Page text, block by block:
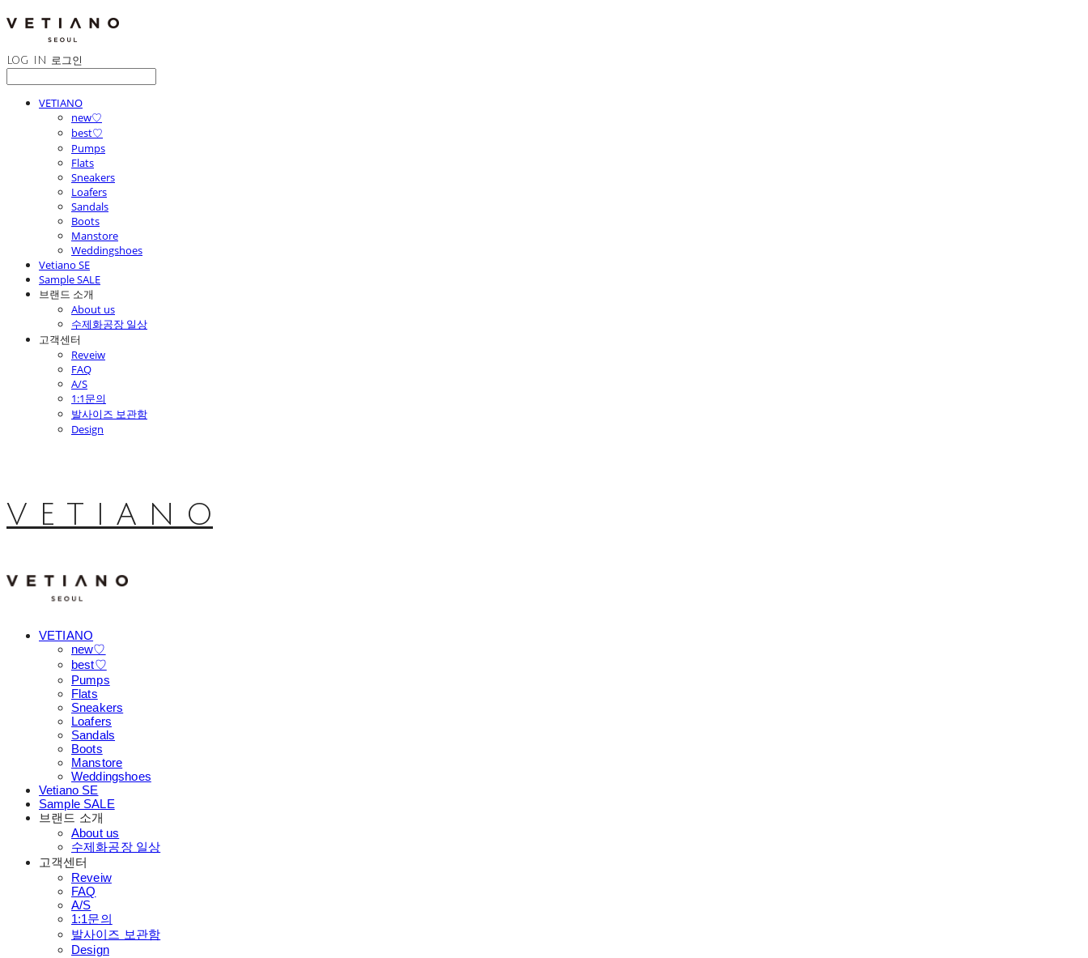
LOG IN 로그인
VETIANO
new♡
best♡
Pumps
Flats
Sneakers
Loafers
Sandals
Boots
Manstore
Weddingshoes
Vetiano SE
Sample SALE
브랜드 소개
About us
수제화공장 일상
고객센터
Reveiw
FAQ
A/S
1:1문의
발사이즈 보관함
Design
V E T I A N O
VETIANO
new♡
best♡
Pumps
Flats
Sneakers
Loafers
Sandals
Boots
Manstore
Weddingshoes
Vetiano SE
Sample SALE
브랜드 소개
About us
수제화공장 일상
고객센터
Reveiw
FAQ
A/S
1:1문의
발사이즈 보관함
Design